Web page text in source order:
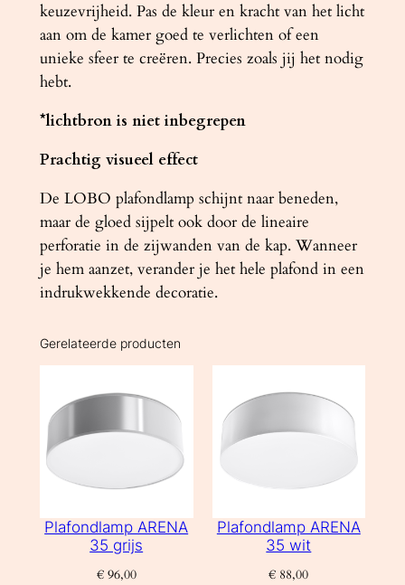
keuzevrijheid. Pas de kleur en kracht van het licht
aan om de kamer goed te verlichten of een
unieke sfeer te creëren. Precies zoals jij het nodig
hebt.
*lichtbron is niet inbegrepen
Prachtig visueel effect
De LOBO plafondlamp schijnt naar beneden,
maar de gloed sijpelt ook door de lineaire
perforatie in de zijwanden van de kap. Wanneer
je hem aanzet, verander je het hele plafond in een
indrukwekkende decoratie.
Gerelateerde producten
Plafondlamp ARENA
35 grijs
€96,00
Plafondlamp ARENA
35 wit
€ 88,00